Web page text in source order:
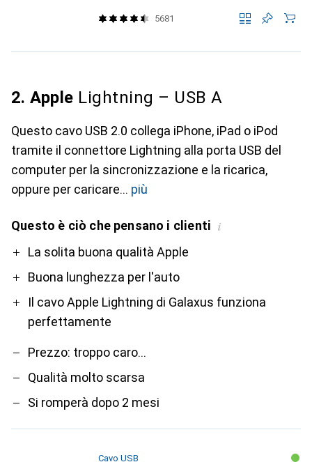
5681
2. Apple Lightning – USB A
Questo cavo USB 2.0 collega iPhone, iPad o iPod
tramite il connettore Lightning alla porta USB del
computer per la sincronizzazione e la ricarica,
oppure per caricare
più
Questo è ciò che pensano i clienti i
ProLa solita buona qualità Apple
Buona lunghezza per l'auto
Il cavo Apple Lightning di Galaxus funziona
perfettamente
Contro
Prezzo: troppo caro...
Qualità molto scarsa
Si romperà dopo 2 mesi
Cavo USB